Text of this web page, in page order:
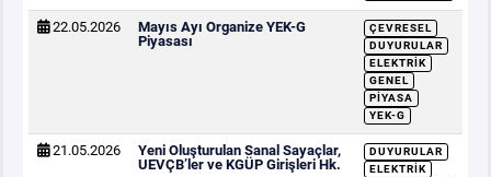
22.05.2026
Mayıs Ayı Organize YEK-G
Piyasası
ÇEVRESEL
DUYURULAR
ELEKTRIK
GENEL
PIYASA
YEK-G
21.05.2026
Yeni Oluşturulan Sanal Sayaçlar,
UEVÇB’ler ve KGÜP Girişleri Hk.
DUYURULAR
ELEKTRIK